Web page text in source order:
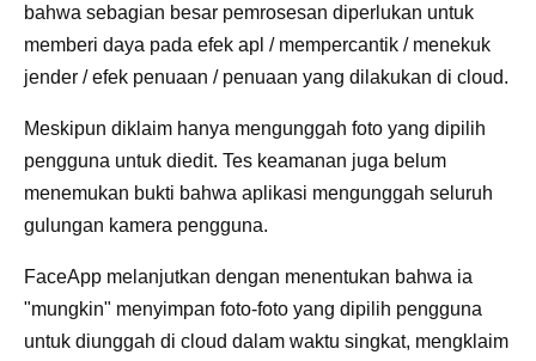
bahwa sebagian besar pemrosesan diperlukan untuk
memberi daya pada efek apl / mempercantik / menekuk
jender / efek penuaan / penuaan yang dilakukan di cloud.
Meskipun diklaim hanya mengunggah foto yang dipilih
pengguna untuk diedit. Tes keamanan juga belum
menemukan bukti bahwa aplikasi mengunggah seluruh
gulungan kamera pengguna.
FaceApp melanjutkan dengan menentukan bahwa ia
"mungkin" menyimpan foto-foto yang dipilih pengguna
untuk diunggah di cloud dalam waktu singkat, mengklaim